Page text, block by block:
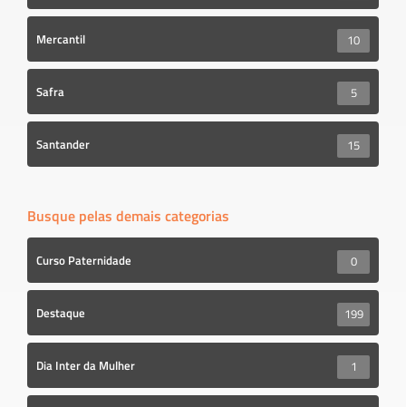
Mercantil 10
Safra 5
Santander 15
Busque pelas demais categorias
Curso Paternidade 0
Destaque 199
Dia Inter da Mulher 1